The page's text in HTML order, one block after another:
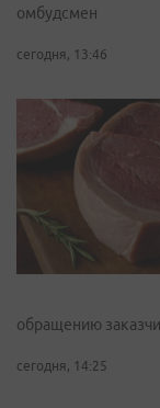
омбудсмен
сегодня, 13:46
обращению
сегодня, 14:25